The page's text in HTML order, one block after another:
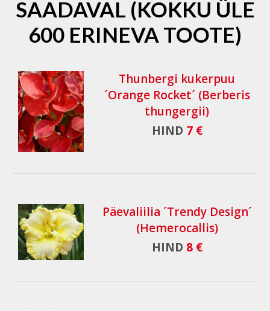
SAADAVAL (KOKKU ÜLE
600 ERINEVA TOOTE)
Thunbergi kukerpuu
´Orange Rocket´ (Berberis
thungergii)
HIND 7 €
Päevaliilia ´Trendy Design´
(Hemerocallis)
HIND 8 €